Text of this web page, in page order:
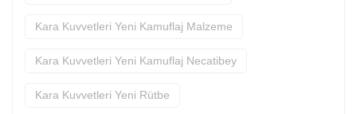
Kara Kuvvetleri Yeni Kamuflaj Malzeme
Kara Kuvvetleri Yeni Kamuflaj Necatibey
Kara Kuvvetleri Yeni Rütbe